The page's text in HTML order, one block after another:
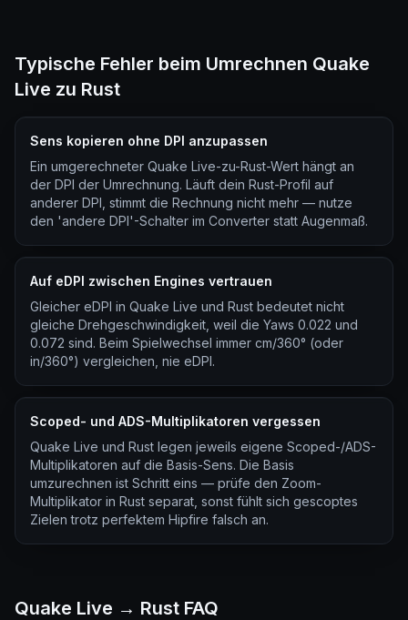
Typische Fehler beim Umrechnen Quake
Live zu Rust
Sens kopieren ohne DPI anzupassen
Ein umgerechneter Quake Live-zu-Rust-Wert hängt an
der DPI der Umrechnung. Läuft dein Rust-Profil auf
anderer DPI, stimmt die Rechnung nicht mehr — nutze
den 'andere DPI'-Schalter im Converter statt Augenmaß.
Auf eDPI zwischen Engines vertrauen
Gleicher eDPI in Quake Live und Rust bedeutet nicht
gleiche Drehgeschwindigkeit, weil die Yaws 0.022 und
0.072 sind. Beim Spielwechsel immer cm/360° (oder
in/360°) vergleichen, nie eDPI.
Scoped- und ADS-Multiplikatoren vergessen
Quake Live und Rust legen jeweils eigene Scoped-/ADS-
Multiplikatoren auf die Basis-Sens. Die Basis
umzurechnen ist Schritt eins — prüfe den Zoom-
Multiplikator in Rust separat, sonst fühlt sich gescoptes
Zielen trotz perfektem Hipfire falsch an.
Quake Live → Rust FAQ